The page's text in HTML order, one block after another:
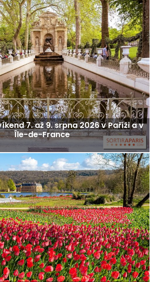
7. až 9. srpna 2026 v Paříži a v
Île-de-France